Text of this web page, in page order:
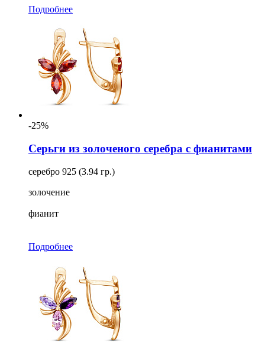
Подробнее
-25%
Серьги из золоченого серебра с фианитами
серебро 925 (3.94 гр.)
золочение
фианит
Подробнее